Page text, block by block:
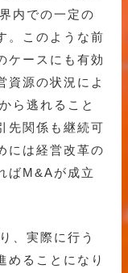
内での一定の
。このような前
ケースにも有効
資源の状況によ
ら逃れること
先関係も継続可
には経営改革の
ばM&Aが成立
、実際に行う
めることになり